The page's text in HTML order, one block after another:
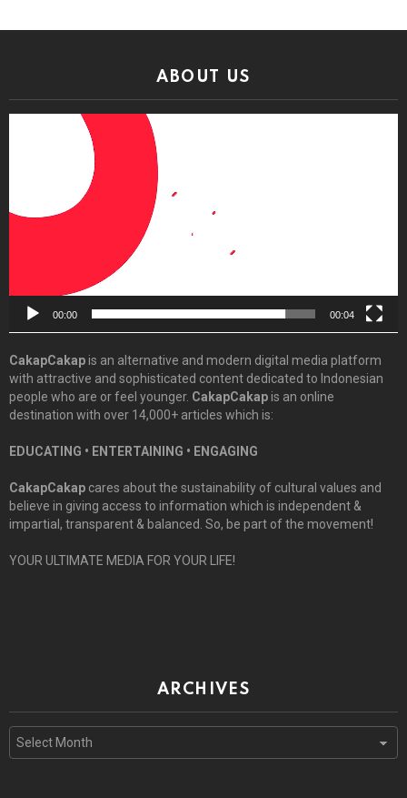
ABOUT US
00:00 00:04
CakapCakapis an alternative and modern digital media platform
with attractive and sophisticated content dedicated to Indonesian
people who are or feel younger. CakapCakapis an online
destination with over 14,000+ articles which is:
EDUCATING • ENTERTAINING • ENGAGING
CakapCakap cares about the sustainability of cultural values and
believe in giving access to information which is independent &
impartial, transparent & balanced. So, be part of the movement!
YOUR ULTIMATE MEDIA FOR YOUR LIFE!
ARCHIVES